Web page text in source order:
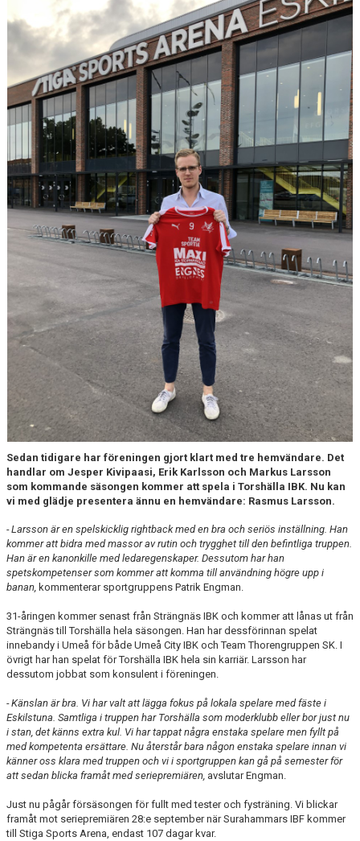
KONTAKT
MATCHER
Sedan tidigare har föreningen gjort klart med tre hemvändare. Det
handlar om Jesper Kivipaasi, Erik Karlsson och Markus Larsson
som kommande säsongen kommer att spela i Torshälla IBK. Nu kan
vi med glädje presentera ännu en hemvändare: Rasmus Larsson.
- Larsson är en spelskicklig rightback med en bra och seriös inställning. Han
kommer att bidra med massor av rutin och trygghet till den befintliga truppen.
Han är en kanonkille med ledaregenskaper. Dessutom har han
spetskompetenser som kommer att komma till användning högre upp i
banan, kommenterar sportgruppens Patrik Engman.
31-åringen kommer senast från Strängnäs IBK och kommer att lånas ut från
Strängnäs till Torshälla hela säsongen. Han har dessförinnan spelat
innebandy i Umeå för både Umeå City IBK och Team Thorengruppen SK. I
övrigt har han spelat för Torshälla IBK hela sin karriär. Larsson har
dessutom jobbat som konsulent i föreningen.
- Känslan är bra. Vi har valt att lägga fokus på lokala spelare med fäste i
Eskilstuna. Samtliga i truppen har Torshälla som moderklubb eller bor just nu
i stan, det känns extra kul. Vi har tappat några enstaka spelare men fyllt på
med kompetenta ersättare. Nu återstår bara någon enstaka spelare innan vi
känner oss klara med truppen och vi i sportgruppen kan gå på semester för
att sedan blicka framåt med seriepremiären, avslutar Engman.
Just nu pågår försäsongen för fullt med tester och fysträning. Vi blickar
framåt mot seriepremiären 28:e september när Surahammars IBF kommer
till Stiga Sports Arena, endast 107 dagar kvar.